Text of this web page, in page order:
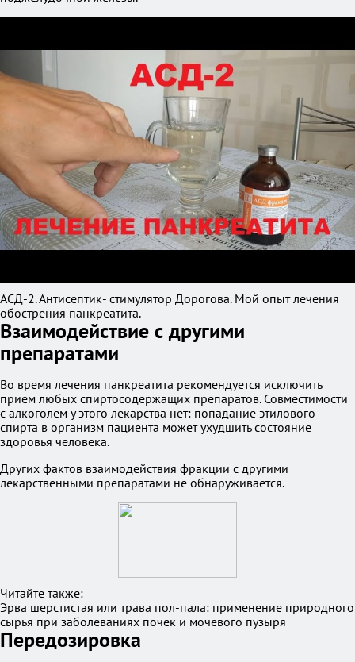
АСД-2. Антисептик- стимулятор Дорогова. Мой опыт лечения
обострения панкреатита.
Взаимодействие с другими
препаратами
Во время лечения панкреатита рекомендуется исключить
прием любых спиртосодержащих препаратов. Совместимости
с алкоголем у этого лекарства нет: попадание этилового
спирта в организм пациента может ухудшить состояние
здоровья человека.
Других фактов взаимодействия фракции с другими
лекарственными препаратами не обнаруживается.
Читайте также:
Эрва шерстистая или трава пол-пала: применение природного
сырья при заболеваниях почек и мочевого пузыря
Передозировка